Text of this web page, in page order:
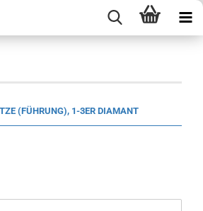
(FÜHRUNG), 1-3ER DIAMANT